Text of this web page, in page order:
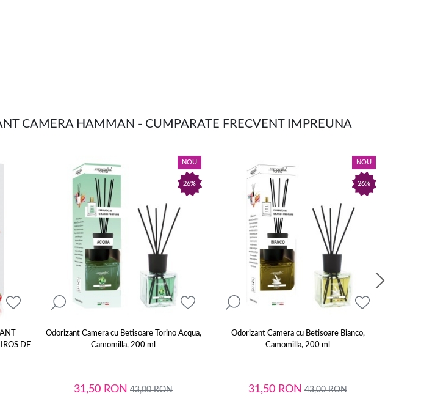
CAMERA HAMMAN - CUMPARATE FRECVENT IMPREUNA
DE
NOU
26%
Odorizant Camera cu Betisoare Torino Acqua,
Camomilla, 200 ml
31,50 RON 43,00RON
NOU
26%
Odorizant Camera cu Betisoare Bianco,
Camomilla, 200 ml
31,50 RON 43,00RON